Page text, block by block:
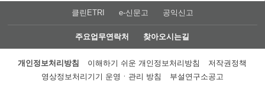
클린ETRI e-신문고 공익신고
주요업무연락처 찾아오시는길
개인정보처리방침 이해하기 쉬운 개인정보처리방침
저작권정책
영상정보처리기기 운영ㆍ관리 방침
부설연구소공고